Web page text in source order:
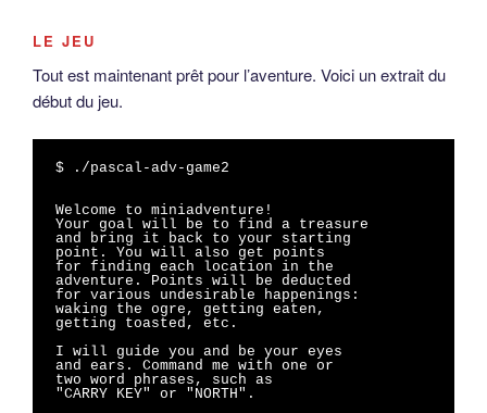
LE JEU
Tout est maintenant prêt pour l’aventure. Voici un extrait du
début du jeu.
$ ./pascal-adv-game2
Welcome to miniadventure!
Your goal will be to find a treasure
and bring it back to your starting
point. You will also get points
for finding each location in the
adventure. Points will be deducted
for various undesirable happenings:
waking the ogre, getting eaten,
getting toasted, etc.
I will guide you and be your eyes
and ears. Command me with one or
two word phrases, such as
"CARRY KEY" or "NORTH".